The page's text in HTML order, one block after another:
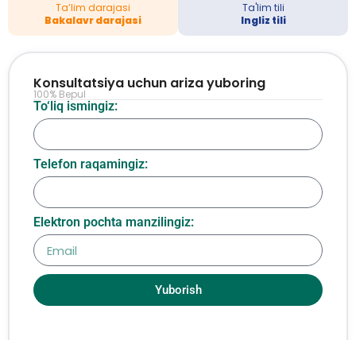
Ta’lim darajasi
Bakalavr darajasi
Ta'lim tili
Ingliz tili
To‘liq ismingiz:
Telefon raqamingiz:
Elektron pochta manzilingiz:
Yuborish
Konsultatsiya uchun ariza yuboring
100% Bepul